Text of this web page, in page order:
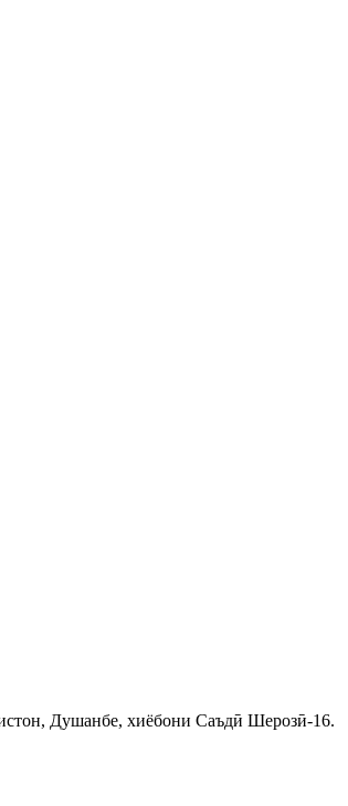
Душанбе, хиёбони Саъдӣ Шерозӣ-16.